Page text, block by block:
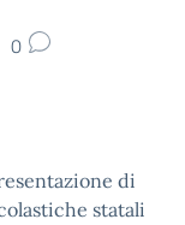
0
di
statali